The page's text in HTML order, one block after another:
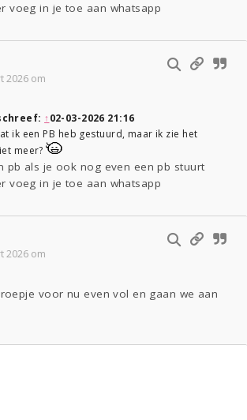
voeg in je toe aan whatsapp
2026 om
↑02-03-2026 21:16
ik een PB heb gestuurd, maar ik zie het
meer?
pb als je ook nog even een pb stuurt
voeg in je toe aan whatsapp
2026 om
voor nu even vol en gaan we aan